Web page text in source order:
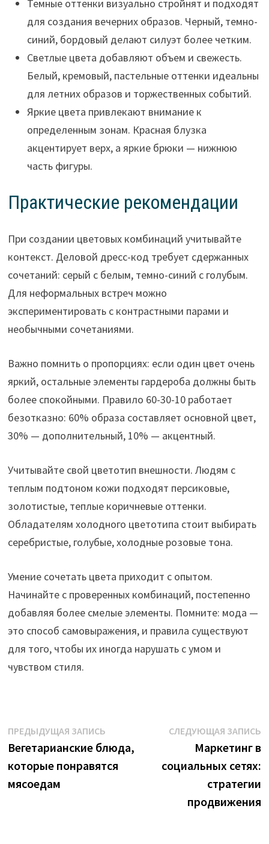
Темные оттенки визуально стройнят и подходят
для создания вечерних образов. Черный, темно-
синий, бордовый делают силуэт более четким.
Светлые цвета добавляют объем и свежесть.
Белый, кремовый, пастельные оттенки идеальны
для летних образов и торжественных событий.
Яркие цвета привлекают внимание к
определенным зонам. Красная блузка
акцентирует верх, а яркие брюки — нижнюю
часть фигуры.
Практические рекомендации
При создании цветовых комбинаций учитывайте
контекст. Деловой дресс-код требует сдержанных
сочетаний: серый с белым, темно-синий с голубым.
Для неформальных встреч можно
экспериментировать с контрастными парами и
необычными сочетаниями.
Важно помнить о пропорциях: если один цвет очень
яркий, остальные элементы гардероба должны быть
более спокойными. Правило 60-30-10 работает
безотказно: 60% образа составляет основной цвет,
30% — дополнительный, 10% — акцентный.
Учитывайте свой цветотип внешности. Людям с
теплым подтоном кожи подходят персиковые,
золотистые, теплые коричневые оттенки.
Обладателям холодного цветотипа стоит выбирать
серебристые, голубые, холодные розовые тона.
Умение сочетать цвета приходит с опытом.
Начинайте с проверенных комбинаций, постепенно
добавляя более смелые элементы. Помните: мода —
это способ самовыражения, и правила существуют
для того, чтобы их иногда нарушать с умом и
чувством стиля.
Навигация
по
записям
ПРЕДЫДУЩАЯ ЗАПИСЬПредыдущая
запись:
Вегетарианские блюда,
которые понравятся
мясоедам
СЛЕДУЮЩАЯ ЗАПИСЬ
Маркетинг в
социальных сетях:
стратегии
продвижения